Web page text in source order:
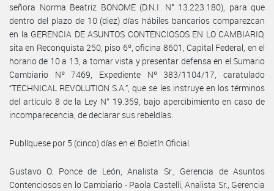
señora Norma Beatriz BONOME (D.N.I. N° 13.223.180), para que
dentro del plazo de 10 (diez) días hábiles bancarios comparezcan
en la GERENCIA DE ASUNTOS CONTENCIOSOS EN LO CAMBIARIO,
sita en Reconquista 250, piso 6º, oficina 8601, Capital Federal, en el
horario de 10 a 13, a tomar vista y presentar defensa en el Sumario
Cambiario Nº 7469, Expediente Nº 383/1104/17, caratulado
“TECHNICAL REVOLUTION S.A.”, que se les instruye en los términos
del artículo 8 de la Ley N° 19.359, bajo apercibimiento en caso de
incomparecencia, de declarar sus rebeldías.
Publíquese por 5 (cinco) días en el Boletín Oficial.
Gustavo O. Ponce de León, Analista Sr., Gerencia de Asuntos
Contenciosos en lo Cambiario - Paola Castelli, Analista Sr., Gerencia